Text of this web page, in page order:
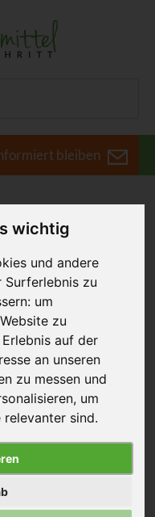
wichtig
und andere
Surferlebnis zu
um
zu
auf der
an unseren
zu messen und
, um
sind.
bleiben